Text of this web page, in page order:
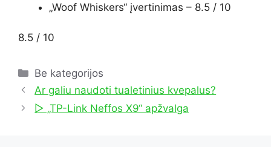
„Woof Whiskers“ įvertinimas – 8.5 / 10
8.5 / 10
Kategorijos
Be kategorijos
Ar galiu naudoti tualetinius kvepalus?
▷ „TP-Link Neffos X9“ apžvalga